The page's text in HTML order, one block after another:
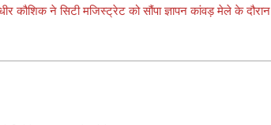
कौशिक ने सिटी मजिस्ट्रेट को सौंपा ज्ञापन कांवड़ मेले के दौरान